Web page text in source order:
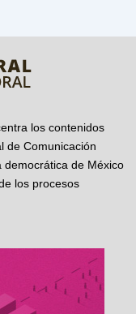
los contenidos
de Comunicación
democrática de México
los procesos